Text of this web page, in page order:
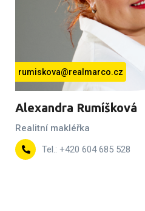
rumiskova@realmarco.cz
Alexandra Rumíšková
Realitní makléřka
Tel.: +420 604 685 528